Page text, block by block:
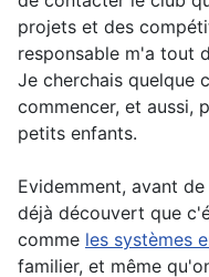
projets et des
responsable m'a tout
Je cherchais quelque
commencer, et aussi,
petits enfants.
Evidemment, avant
déjà découvert que
comme les systèmes
familier, et même